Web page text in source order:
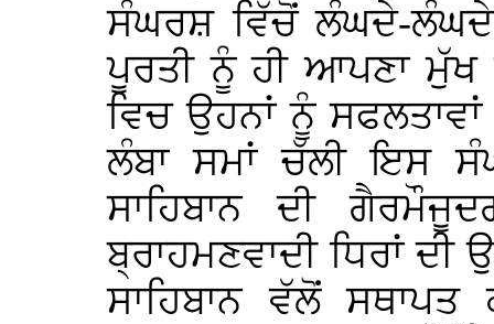
ਸੰਘਰਸ਼ ਵਿੱਚੋਂ ਲੰਘਦੇ-
ਪੂਰਤੀ ਨੂੰ ਹੀ ਆਪਣਾ
ਵਿਚ ਉਹਨਾਂ ਨੂੰ
ਲੰਬਾ ਸਮਾਂ ਚੱਲੀ ਇਸ
ਸਾਹਿਬਾਨ ਦੀ
ਬ੍ਰਾਹਮਣਵਾਦੀ ਧਿਰਾਂ ਦੀ
ਸਾਹਿਬਾਨ ਵੱਲੋਂ